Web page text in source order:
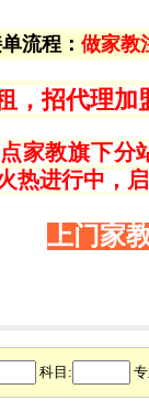
流程 ： 做家教
，招代理
家教旗下分
热进行中，
上门家
科目: